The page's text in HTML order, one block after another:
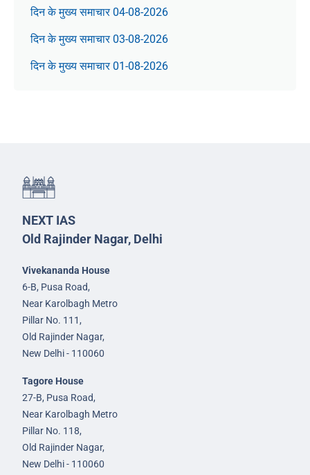
दिन के मुख्य समाचार 04-08-2026
दिन के मुख्य समाचार 03-08-2026
दिन के मुख्य समाचार 01-08-2026
NEXT IAS
Old Rajinder Nagar, Delhi
Vivekananda House
6-B, Pusa Road,
Near Karolbagh Metro
Pillar No. 111,
Old Rajinder Nagar,
New Delhi - 110060
Tagore House
27-B, Pusa Road,
Near Karolbagh Metro
Pillar No. 118,
Old Rajinder Nagar,
New Delhi - 110060